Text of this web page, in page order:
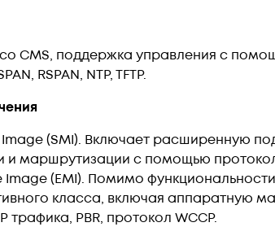
CMS, поддержка управления с
RSPAN, NTP, TFTP.
(SMI). Включает расширенную
и маршрутизации с помощью
(EMI). Помимо
класса, включая аппаратную
PBR, протокол WCCP.